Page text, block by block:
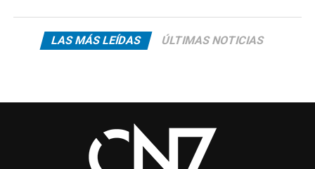
LAS MÁS LEÍDAS ÚLTIMAS NOTICIAS